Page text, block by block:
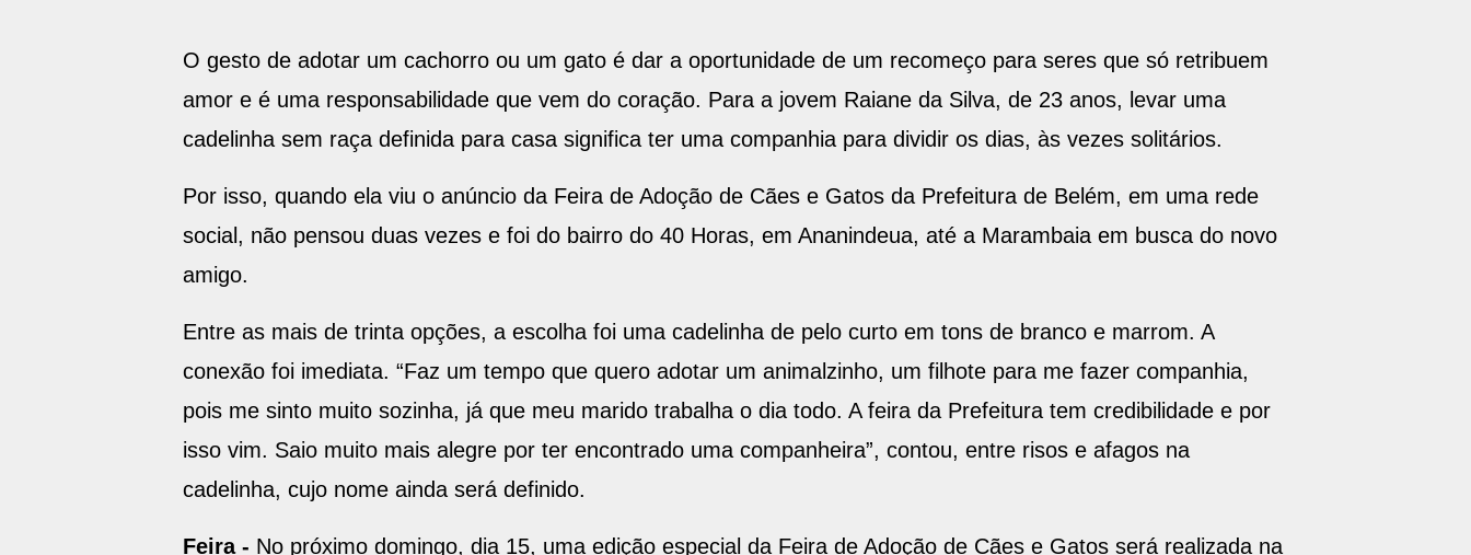
O gesto de adotar um cachorro ou um gato é dar a oportunidade de um recomeço para seres que só retribuem
amor e é uma responsabilidade que vem do coração. Para a jovem Raiane da Silva, de 23 anos, levar uma
cadelinha sem raça definida para casa significa ter uma companhia para dividir os dias, às vezes solitários.
Por isso, quando ela viu o anúncio da Feira de Adoção de Cães e Gatos da Prefeitura de Belém, em uma rede
social, não pensou duas vezes e foi do bairro do 40 Horas, em Ananindeua, até a Marambaia em busca do novo
amigo.
Entre as mais de trinta opções, a escolha foi uma cadelinha de pelo curto em tons de branco e marrom. A
conexão foi imediata. “Faz um tempo que quero adotar um animalzinho, um filhote para me fazer companhia,
pois me sinto muito sozinha, já que meu marido trabalha o dia todo. A feira da Prefeitura tem credibilidade e por
isso vim. Saio muito mais alegre por ter encontrado uma companheira”, contou, entre risos e afagos na
cadelinha, cujo nome ainda será definido.
Feira - No próximo domingo, dia 15, uma edição especial da Feira de Adoção de Cães e Gatos será realizada na